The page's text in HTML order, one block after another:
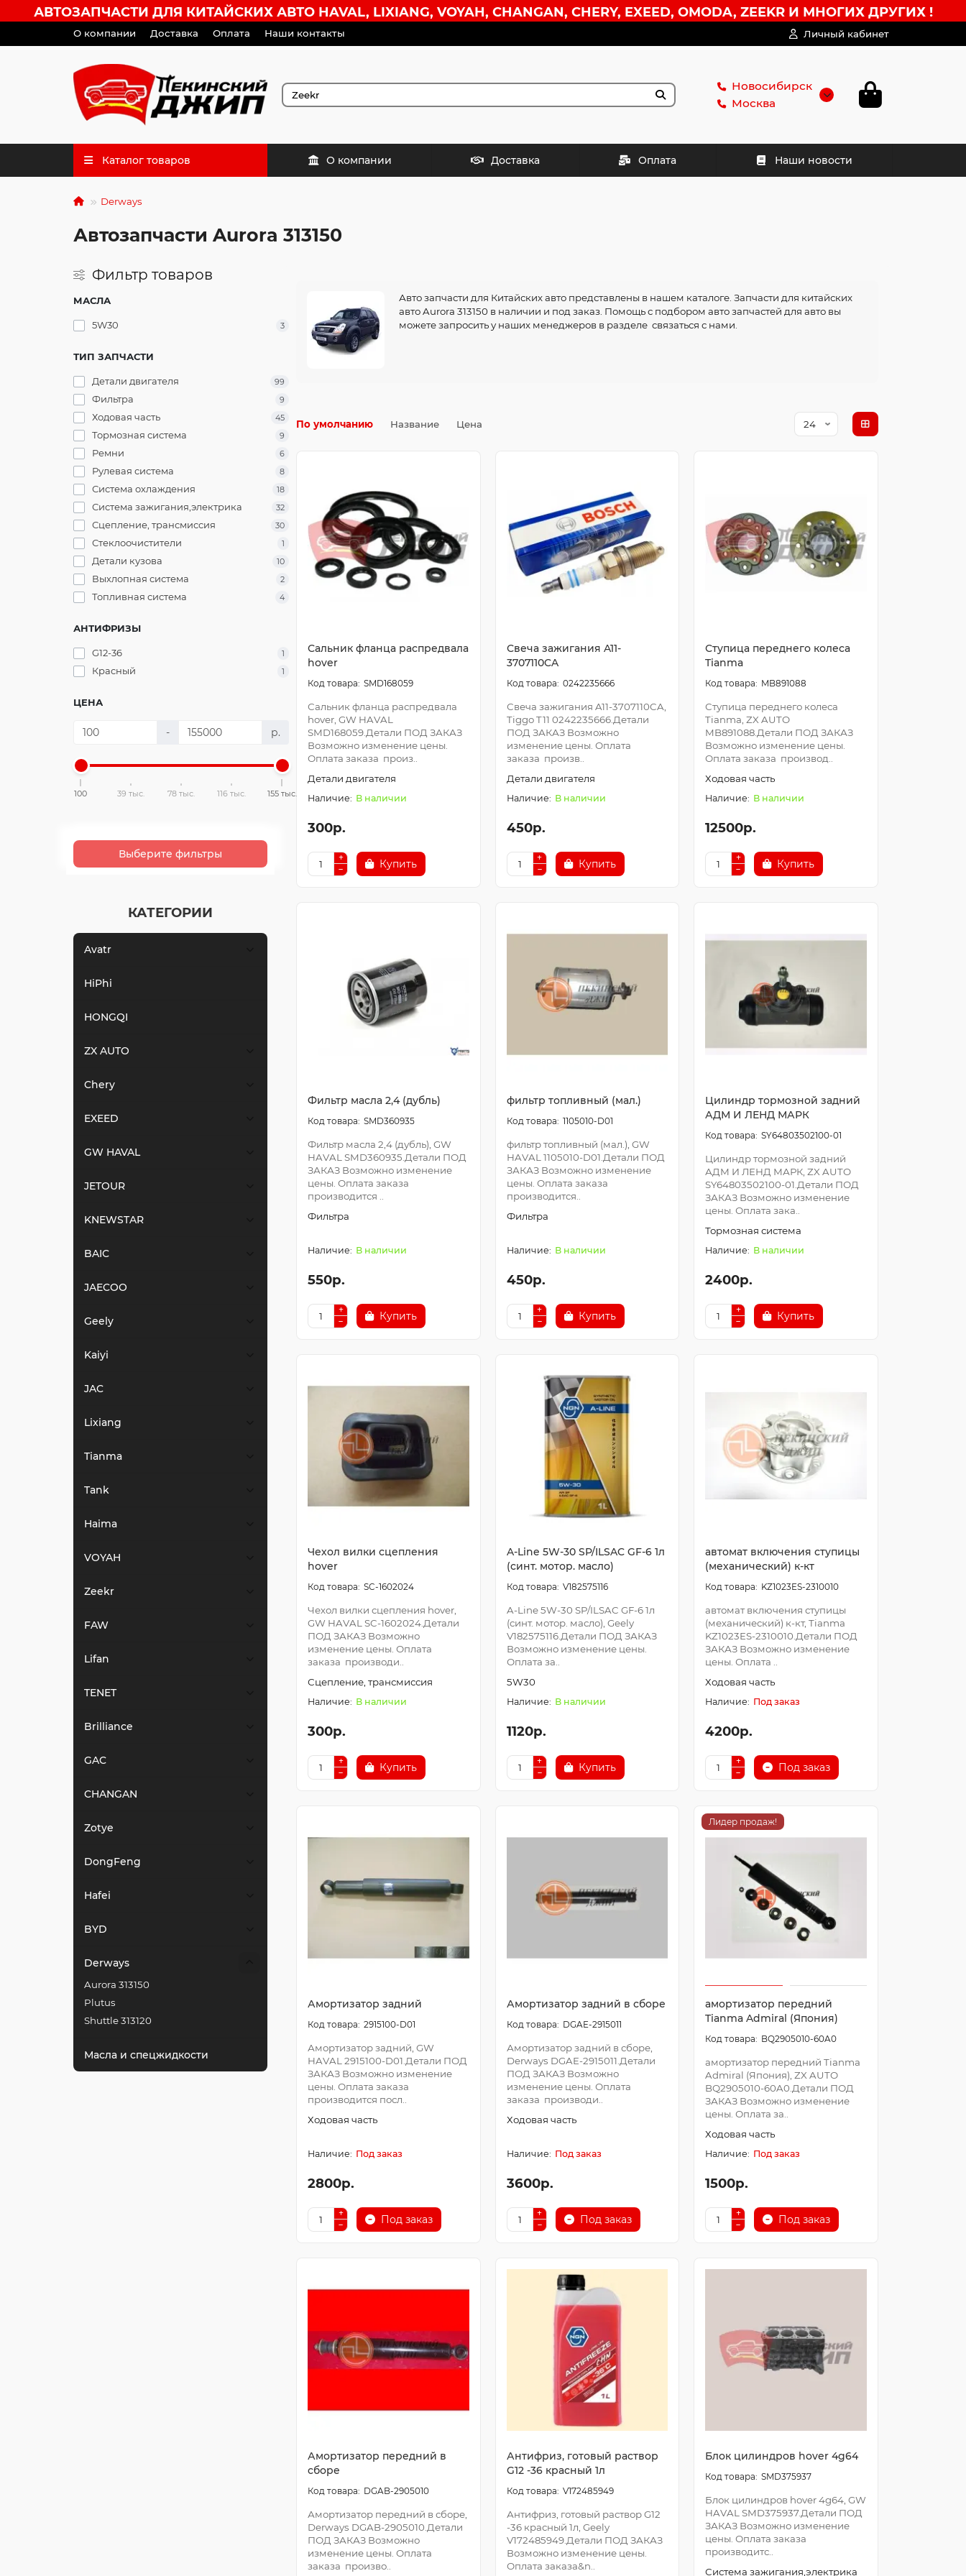
АВТОЗАПЧАСТИ ДЛЯ КИТАЙСКИХ АВТО HAVAL, LIXIANG, VOYAH, CHANGAN, CHERY, EXEED, OMODA, ZEEKR И МНОГИХ ДРУГИХ !
О компании Доставка Оплата Наши контакты Личный кабинет
Новосибирск
Москва
Каталог товаров О компании Доставка Оплата Наши новости
Derways
Автозапчасти Aurora 313150
Фильтр товаров
МАСЛА
5W30 3
ТИП ЗАПЧАСТИ
Детали двигателя 99
Фильтра 9
Ходовая часть 45
Тормозная система 9
Ремни 6
Рулевая система 8
Система охлаждения 18
Система зажигания,электрика 32
Сцепление, трансмиссия 30
Стеклоочистители 1
Детали кузова 10
Выхлопная система 2
Топливная система 4
АНТИФРИЗЫ
G12-36 1
Красный 1
ЦЕНА
- р.
100 39 тыс. 78 тыс. 116 тыс. 155 тыс.
Выберите фильтры
КАТЕГОРИИ
Avatr
HiPhi
HONGQI
ZX AUTO
Chery
EXEED
GW HAVAL
JETOUR
KNEWSTAR
BAIC
JAECOO
Geely
Kaiyi
JAC
Lixiang
Tianma
Tank
Haima
VOYAH
Zeekr
FAW
Lifan
TENET
Brilliance
GAC
CHANGAN
Zotye
DongFeng
Hafei
BYD
Derways
Aurora 313150
Plutus
Shuttle 313120
Масла и спецжидкости
Авто запчасти для Китайских авто представлены в нашем каталоге. Запчасти для китайских
авто Aurora 313150 в наличии и под заказ. Помощь с подбором авто запчастей для авто вы
можете запросить у наших менеджеров в разделе связаться с нами.
По умолчанию Название Цена
Сальник фланца распредвала
hover
SMD168059
Сальник фланца распредвала
hover, GW HAVAL
SMD168059.Детали ПОД ЗАКАЗ
Возможно изменение цены.
Оплата заказа произ..
Детали двигателя
В наличии
300р.
Купить
Свеча зажигания A11-
3707110CA
0242235666
Свеча зажигания A11-3707110CA,
Tiggo T11 0242235666.Детали
ПОД ЗАКАЗ Возможно
изменение цены. Оплата
заказа произв..
Детали двигателя
В наличии
450р.
Купить
Ступица переднего колеса
Tianma
MB891088
Ступица переднего колеса
Tianma, ZX AUTO
MB891088.Детали ПОД ЗАКАЗ
Возможно изменение цены.
Оплата заказа производ..
Ходовая часть
В наличии
12500р.
Купить
Фильтр масла 2,4 (дубль)
SMD360935
Фильтр масла 2,4 (дубль), GW
HAVAL SMD360935.Детали ПОД
ЗАКАЗ Возможно изменение
цены. Оплата заказа
производится ..
Фильтра
В наличии
550р.
Купить
фильтр топливный (мал.)
1105010-D01
фильтр топливный (мал.), GW
HAVAL 1105010-D01.Детали ПОД
ЗАКАЗ Возможно изменение
цены. Оплата заказа
производится..
Фильтра
В наличии
450р.
Купить
Цилиндр тормозной задний
АДМ И ЛЕНД МАРК
SY64803502100-01
Цилиндр тормозной задний
АДМ И ЛЕНД МАРК, ZX AUTO
SY64803502100-01.Детали ПОД
ЗАКАЗ Возможно изменение
цены. Оплата зака..
Тормозная система
В наличии
2400р.
Купить
Чехол вилки сцепления
hover
SC-1602024
Чехол вилки сцепления hover,
GW HAVAL SC-1602024.Детали
ПОД ЗАКАЗ Возможно
изменение цены. Оплата
заказа производи..
Сцепление, трансмиссия
В наличии
300р.
Купить
A-Line 5W-30 SP/ILSAC GF-6 1л
(синт. мотор. масло)
V182575116
A-Line 5W-30 SP/ILSAC GF-6 1л
(синт. мотор. масло), Geely
V182575116.Детали ПОД ЗАКАЗ
Возможно изменение цены.
Оплата за..
5W30
В наличии
1120р.
Купить
автомат включения ступицы
(механический) к-кт
KZ1023ES-2310010
автомат включения ступицы
(механический) к-кт, Tianma
KZ1023ES-2310010.Детали ПОД
ЗАКАЗ Возможно изменение
цены. Оплата ..
Ходовая часть
Под заказ
4200р.
Под заказ
Амортизатор задний
2915100-D01
Амортизатор задний, GW
HAVAL 2915100-D01.Детали ПОД
ЗАКАЗ Возможно изменение
цены. Оплата заказа
производится посл..
Ходовая часть
Под заказ
2800р.
Под заказ
Амортизатор задний в сборе
DGAE-2915011
Амортизатор задний в сборе,
Derways DGAE-2915011.Детали
ПОД ЗАКАЗ Возможно
изменение цены. Оплата
заказа производи..
Ходовая часть
Под заказ
3600р.
Под заказ
Лидер продаж!
амортизатор передний
Tianma Admiral (Япония)
BQ2905010-60A0
амортизатор передний Tianma
Admiral (Япония), ZX AUTO
BQ2905010-60A0.Детали ПОД
ЗАКАЗ Возможно изменение
цены. Оплата за..
Ходовая часть
Под заказ
1500р.
Под заказ
Амортизатор передний в
сборе
DGAB-2905010
Амортизатор передний в сборе,
Derways DGAB-2905010.Детали
ПОД ЗАКАЗ Возможно
изменение цены. Оплата
заказа произво..
Антифриз, готовый раствор
G12 -36 красный 1л
V172485949
Антифриз, готовый раствор G12
-36 красный 1л, Geely
V172485949.Детали ПОД ЗАКАЗ
Возможно изменение цены.
Оплата заказа&n..
Блок цилиндров hover 4g64
SMD375937
Блок цилиндров hover 4g64, GW
HAVAL SMD375937.Детали ПОД
ЗАКАЗ Возможно изменение
цены. Оплата заказа
производитс..
Система зажигания,электрика